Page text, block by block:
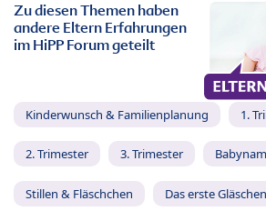
Zu diesen Themen haben
andere Eltern Erfahrungen
im HiPP Forum geteilt
Kinderwunsch & Familienplanung 1.
2. Trimester 3. Trimester
Stillen & Fläschchen Das erste Gläschen